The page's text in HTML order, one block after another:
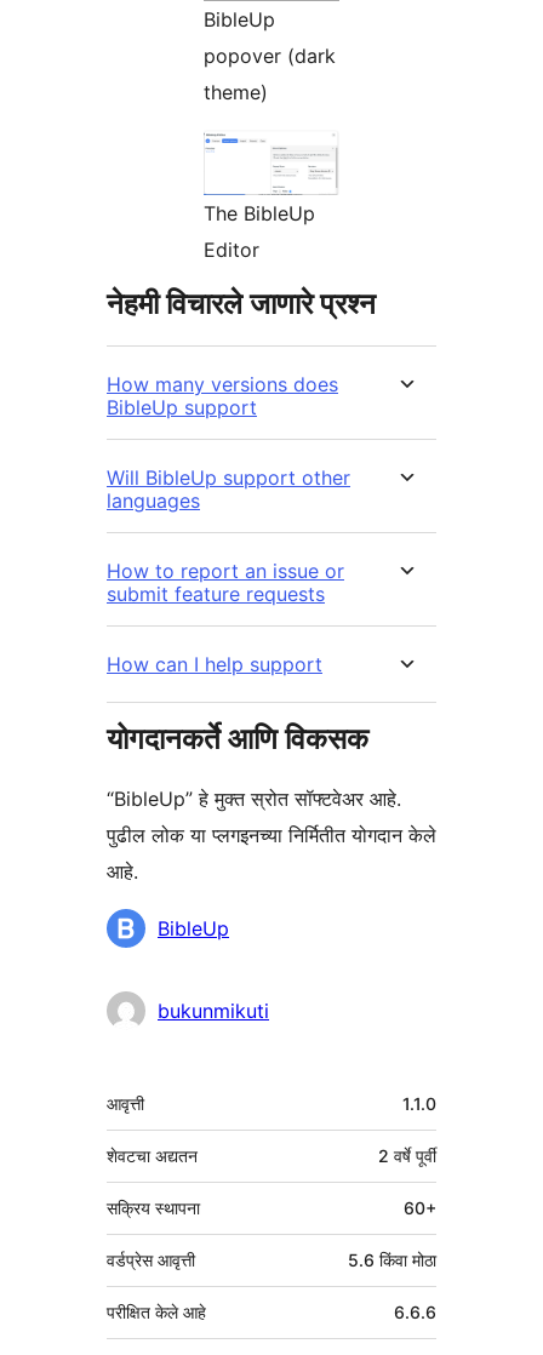
BibleUp
popover (dark
theme)
The BibleUp
Editor
नेहमी विचारले जाणारे प्रश्न
How many versions does
BibleUp support
Will BibleUp support other
languages
How to report an issue or
submit feature requests
How can I help support
योगदानकर्ते आणि विकसक
“BibleUp” हे मुक्त स्रोत सॉफ्टवेअर आहे.
पुढील लोक या प्लगइनच्या निर्मितीत योगदान केले
आहे.
योगदानकर्तेBibleUp
bukunmikuti
मेटा
आवृत्ती 1.1.0
शेवटचा अद्यतन 2 वर्षेपूर्वी
सक्रिय स्थापना 60+
वर्डप्रेस आवृत्ती 5.6 किंवा मोठा
परीक्षित केले आहे 6.6.6